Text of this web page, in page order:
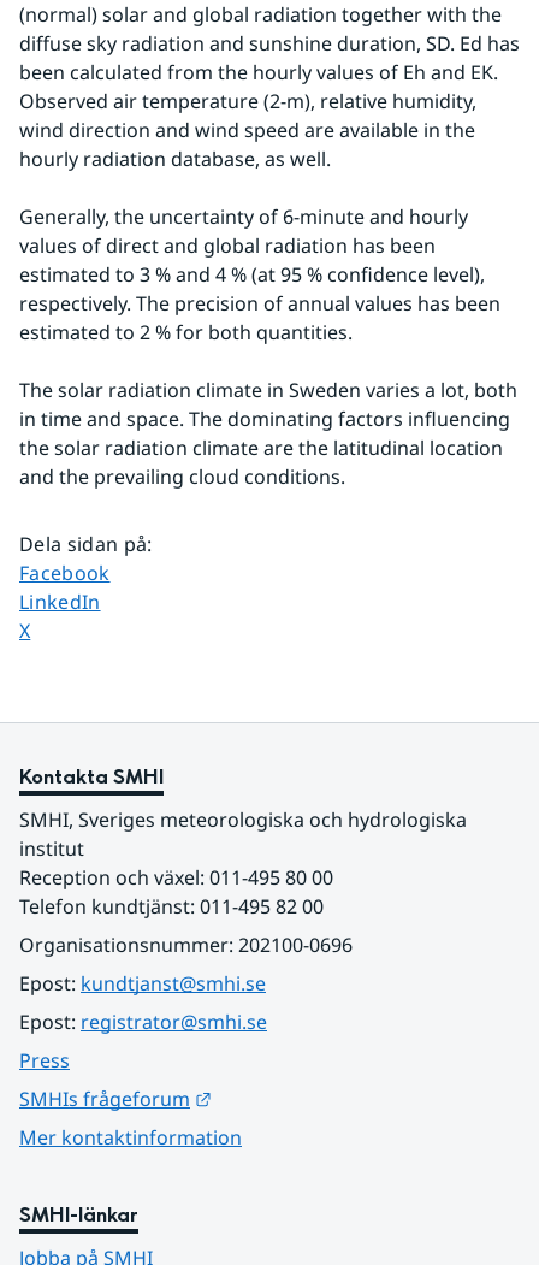
(normal) solar and global radiation together with the
diffuse sky radiation and sunshine duration, SD. Ed has
been calculated from the hourly values of Eh and EK.
Observed air temperature (2-m), relative humidity,
wind direction and wind speed are available in the
hourly radiation database, as well.
Generally, the uncertainty of 6-minute and hourly
values of direct and global radiation has been
estimated to 3 % and 4 % (at 95 % confidence level),
respectively. The precision of annual values has been
estimated to 2 % for both quantities.
The solar radiation climate in Sweden varies a lot, both
in time and space. The dominating factors influencing
the solar radiation climate are the latitudinal location
and the prevailing cloud conditions.
Dela sidan på:
Dela sidan på
Facebook
Dela sidan på
LinkedIn
Dela sidan på
X
Kontakta SMHI
SMHI, Sveriges meteorologiska och hydrologiska
institut
Reception och växel: 011-495 80 00
Telefon kundtjänst: 011-495 82 00
Organisationsnummer: 202100-0696
Epost: kundtjanst@smhi.se
Epost: registrator@smhi.se
Press
SMHIs frågeforum
Mer kontaktinformation
SMHI-länkar
Jobba på SMHI